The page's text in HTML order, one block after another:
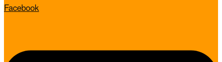
Facebook